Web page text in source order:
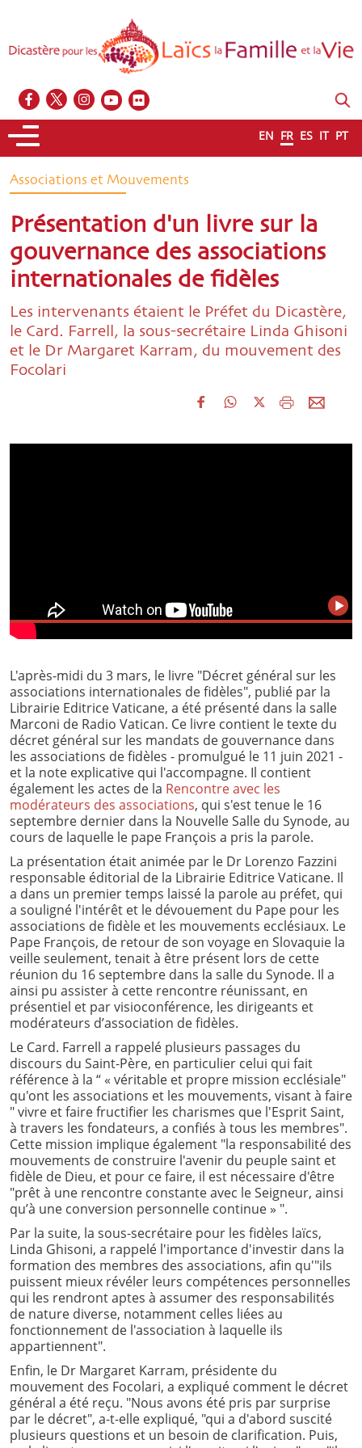
EN FR ES IT PT
Associations et Mouvements
Présentation d'un livre sur la
gouvernance des associations
internationales de fidèles
Les intervenants étaient le Préfet du Dicastère,
le Card. Farrell, la sous-secrétaire Linda Ghisoni
et le Dr Margaret Karram, du mouvement des
Focolari
L'après-midi du 3 mars, le livre "Décret général sur les
associations internationales de fidèles", publié par la
Librairie Editrice Vaticane, a été présenté dans la salle
Marconi de Radio Vatican. Ce livre contient le texte du
décret général sur les mandats de gouvernance dans
les associations de fidèles - promulgué le 11 juin 2021 -
et la note explicative qui l'accompagne. Il contient
également les actes de la Rencontre avec les
modérateurs des associations, qui s'est tenue le 16
septembre dernier dans la Nouvelle Salle du Synode, au
cours de laquelle le pape François a pris la parole.
La présentation était animée par le Dr Lorenzo Fazzini
responsable éditorial de la Librairie Editrice Vaticane. Il
a dans un premier temps laissé la parole au préfet, qui
a souligné l'intérêt et le dévouement du Pape pour les
associations de fidèle et les mouvements ecclésiaux. Le
Pape François, de retour de son voyage en Slovaquie la
veille seulement, tenait à être présent lors de cette
réunion du 16 septembre dans la salle du Synode. Il a
ainsi pu assister à cette rencontre réunissant, en
présentiel et par visioconférence, les dirigeants et
modérateurs d’association de fidèles.
Le Card. Farrell a rappelé plusieurs passages du
discours du Saint-Père, en particulier celui qui fait
référence à la “ « véritable et propre mission ecclésiale"
qu'ont les associations et les mouvements, visant à faire
" vivre et faire fructifier les charismes que l'Esprit Saint,
à travers les fondateurs, a confiés à tous les membres".
Cette mission implique également "la responsabilité des
mouvements de construire l'avenir du peuple saint et
fidèle de Dieu, et pour ce faire, il est nécessaire d'être
"prêt à une rencontre constante avec le Seigneur, ainsi
qu’à une conversion personnelle continue » ".
Par la suite, la sous-secrétaire pour les fidèles laïcs,
Linda Ghisoni, a rappelé l'importance d'investir dans la
formation des membres des associations, afin qu'"ils
puissent mieux révéler leurs compétences personnelles
qui les rendront aptes à assumer des responsabilités
de nature diverse, notamment celles liées au
fonctionnement de l'association à laquelle ils
appartiennent".
Enfin, le Dr Margaret Karram, présidente du
mouvement des Focolari, a expliqué comment le décret
général a été reçu. "Nous avons été pris par surprise
par le décret", a-t-elle expliqué, "qui a d'abord suscité
plusieurs questions et un besoin de clarification. Puis,